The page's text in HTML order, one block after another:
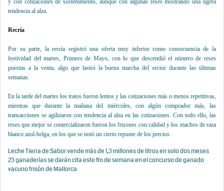
y con cotizaciones de sostenimiento, aunque con algunas reses mostrando una ligera
tendencia al alza.
Recría
Por su parte, la recría registró una oferta muy inferior como consecuencia de la
festividad del martes, Primero de Mayo, con lo que descendió el número de reses
puestas a la venta, algo que lastró la buena marcha del sector durante las últimas
semanas.
En la tarde del martes los tratos fueron lentos y las cotizaciones más o menos repetitivas,
mientras que durante la mañana del miércoles, con algún comprador más, las
transacciones se agilizaron con tendencia al alza en las cotizaciones. Con todo ello, las
reses que mejor se comercializaron fueron los frisones con calidad y los machos de raza
blanco azul-belga, en los que se notó un cierto repunte de los precios.
Leche Tierra de Sabor vende más de 1,3 millones de litros en solo dos meses
23 ganaderías se darán cita este fin de semana en el concurso de ganado
vacuno frisón de Mallorca